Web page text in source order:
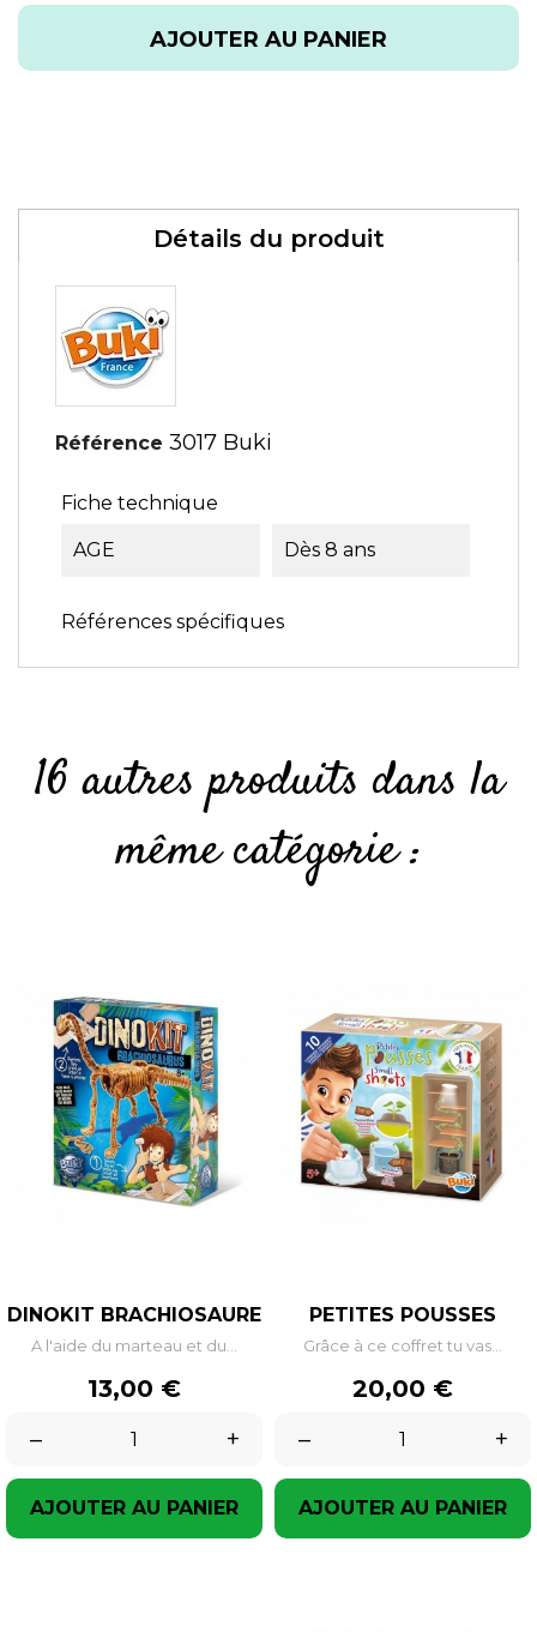
AJOUTER AU PANIER
Détails du produit
Référence 3017 Buki
Fiche technique
AGE Dès 8 ans
Références spécifiques
16 autres produits dans la
même catégorie :
DINOKIT BRACHIOSAURE
A l'aide du marteau et du...
Prix
13,00 €
–
+
AJOUTER AU PANIER
PETITES POUSSES
Grâce à ce coffret tu vas...
Prix
20,00 €
–
+
AJOUTER AU PANIER